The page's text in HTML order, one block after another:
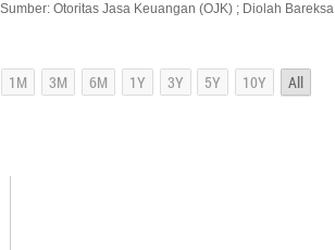
Sumber: Otoritas Jasa Keuangan (OJK) ; Diolah Bareksa